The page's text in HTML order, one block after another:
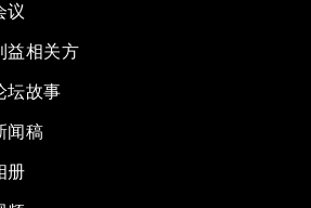
议
益相关方
坛故事
闻稿
册